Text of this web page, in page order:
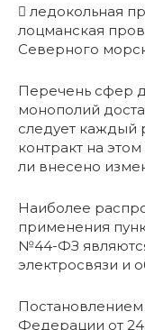
 ледокольная
лоцманская
Северного
Перечень сфер
монополий
следует каждый
контракт на
ли внесено
Наиболее
применения
№44-ФЗ
электросвязи и
Федерации от